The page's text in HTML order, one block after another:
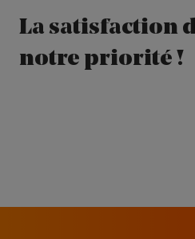
La satisfaction
notre priorité !